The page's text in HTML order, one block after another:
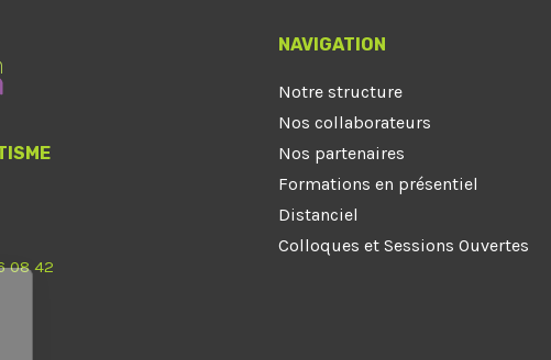
08 42
NAVIGATION
Notre structure
Nos collaborateurs
Nos partenaires
Formations en présentiel
Distanciel
Colloques et Sessions Ouvertes